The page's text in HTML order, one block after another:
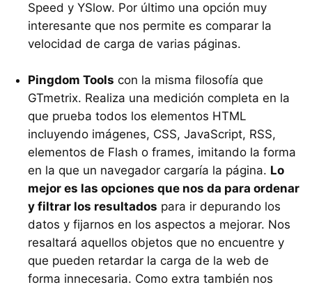
Speed y YSlow. Por último una opción muy
interesante que nos permite es comparar la
velocidad de carga de varias páginas.
Pingdom Tools con la misma filosofía que
GTmetrix. Realiza una medición completa en la
que prueba todos los elementos HTML
incluyendo imágenes, CSS, JavaScript, RSS,
elementos de Flash o frames, imitando la forma
en la que un navegador cargaría la página. Lo
mejor es las opciones que nos da para ordenar
y filtrar los resultados para ir depurando los
datos y fijarnos en los aspectos a mejorar. Nos
resaltará aquellos objetos que no encuentre y
que pueden retardar la carga de la web de
forma innecesaria. Como extra también nos